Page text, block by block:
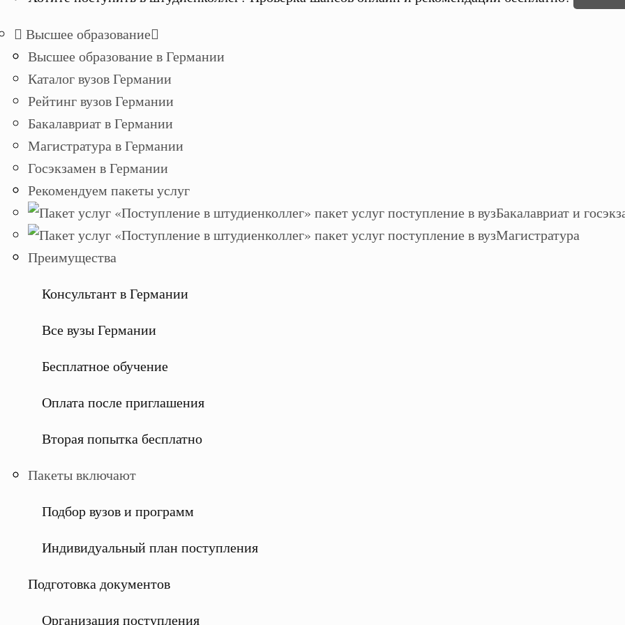
Высшее образование
Высшее образование в Германии
Каталог вузов Германии
Рейтинг вузов Германии
Бакалавриат в Германии
Магистратура в Германии
Госэкзамен в Германии
Рекомендуем пакеты услуг
Бакалавриат и
Магистратура
Преимущества
Консультант в Германии
Все вузы Германии
Бесплатное обучение
Оплата после приглашения
Вторая попытка бесплатно
Пакеты включают
Подбор вузов и программ
Индивидуальный план поступления
Подготовка документов
Организация поступления